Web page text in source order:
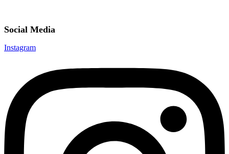
Social Media
Instagram